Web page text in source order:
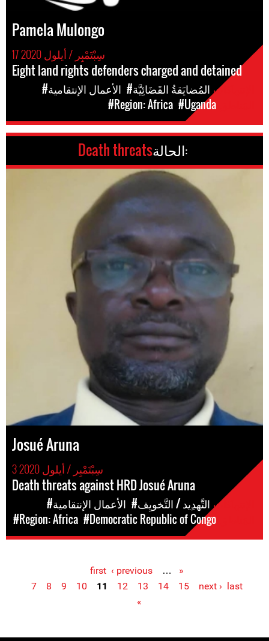
Pamela Mulongo
17 سِبْتَمْبِر / أيلول 2020
Eight land rights defenders charged and detained
#الأعمال الإنتقامية
#المُضايَقةُ القَضَائِيَّة
#Region: Africa #Uganda
الحالة: Death threats
Josué Aruna
3 سِبْتَمْبِر / أيلول 2020
Death threats against HRD Josué Aruna
#الأعمال الإنتقامية
#التَّهدِيد / التَّخويِف
#Region: Africa #Democratic Republic of Congo
Pages
« first
‹ previous
…
7
8 9 10 11 12 13 14 15 next › last
»